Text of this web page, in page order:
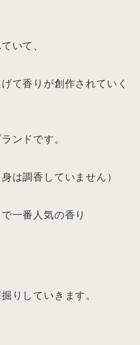
いて、
て香りが創作されていく
ンドです。
は調香していません）
一番人気の香り
りしていきます。